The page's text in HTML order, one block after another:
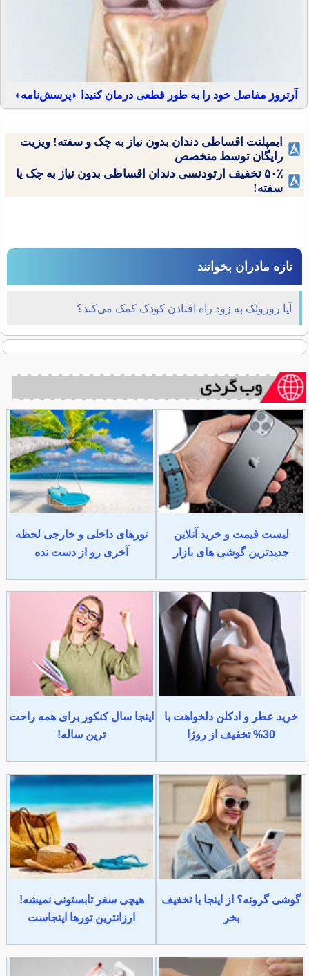
آرتروز مفاصل خود را به طور قطعی درمان کنید! ◗پرسش‌نامه◖
ایمپلنت اقساطی دندان بدون نیاز به چک و سفته! ویزیت
رایگان توسط متخصص
۵۰٪ تخفیف ارتودنسی دندان اقساطی بدون نیاز به چک یا
سفته!
تازه مادران بخوانند
آیا روروئک به زود راه افتادن کودک کمک می‌کند؟
لیست قیمت و خرید آنلاین
جدیدترین گوشی های بازار
تورهای داخلی و خارجی لحظه
آخری رو از دست نده
خرید عطر و ادکلن دلخواهت با
30% تخفیف از روژا
اینجا سال کنکور برای همه راحت
ترین ساله!
گوشی گرونه؟ از اینجا با تخغیف
بخر
هیچی سفر تابستونی نمیشه!
ارزانترین تورها اینجاست